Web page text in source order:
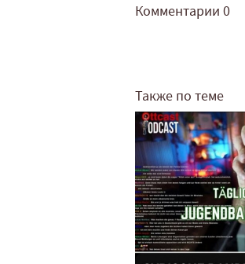
Комментарии 0
Также по теме